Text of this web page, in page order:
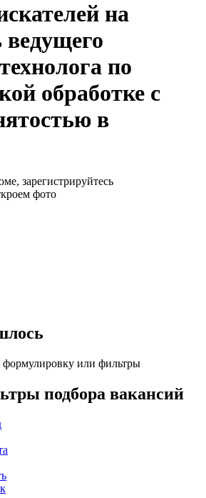
на
по
обработке с
в
зарегистрируйтесь
фото
формулировку или фильтры
подбора вакансий